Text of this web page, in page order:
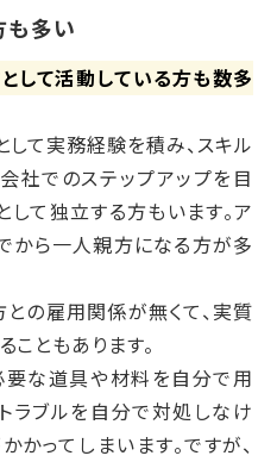
も多い
して活動している方も数多
て実務経験を積み、スキル
社でのステップアップを目
て独立する方もいます。ア
から一人親方になる方が多
との雇用関係が無くて、実質
ともあります。
な道具や材料を自分で用
ラブルを自分で対処しなけ
ってしまいます。ですが、